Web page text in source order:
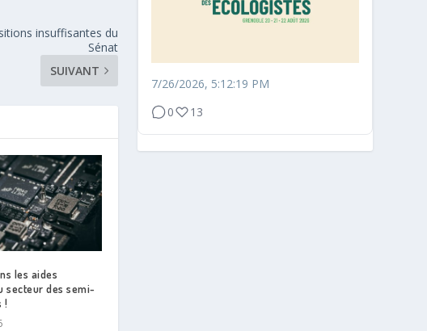
insuffisantes du
Sénat
SUIVANT
les aides
secteur des semi-
!
7/26/2026, 5:12:19 PM
0
13